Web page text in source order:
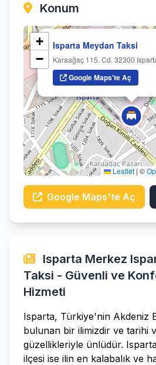
Konum
Isparta Meydan Taksi
Karaağaç 115. Cd. 32300
Google Maps'te Aç
+
−
Leaflet | ©
Google Maps'te Aç
Isparta Merkez
Taksi - Güvenli ve
Hizmeti
Isparta, Türkiye'nin Akdeniz
bulunan bir ilimizdir ve tarihi
güzellikleriyle ünlüdür.
ilçesi ise ilin en kalabalık ve